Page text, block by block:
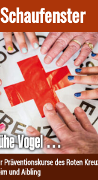
Schaufenster